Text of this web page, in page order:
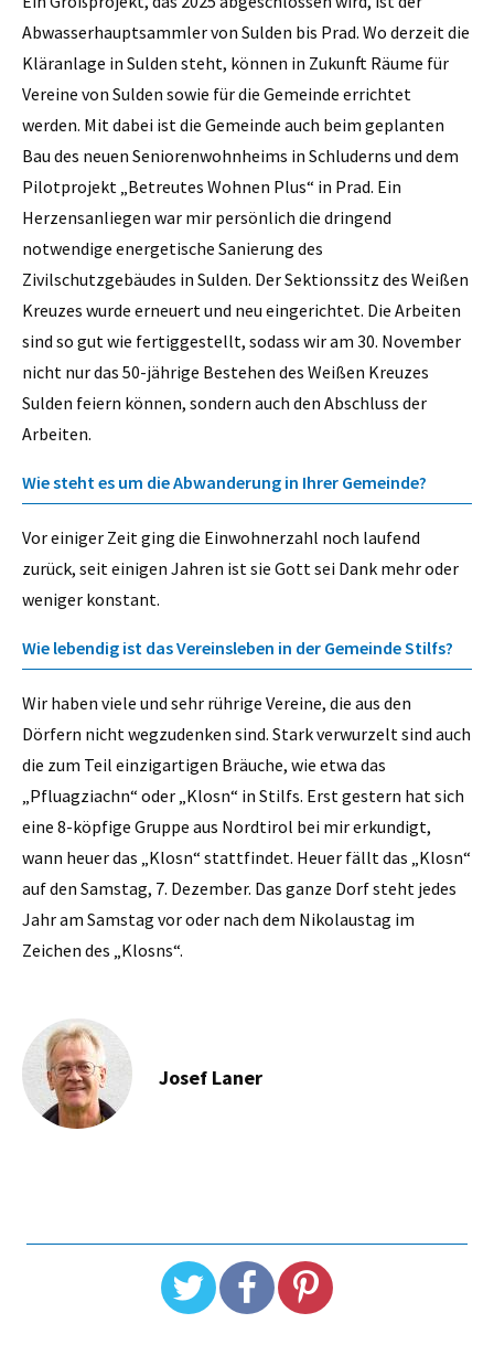
Abwasserhauptsammler von Sulden bis Prad. Wo derzeit die
Kläranlage in Sulden steht, können in Zukunft Räume für
Vereine von Sulden sowie für die Gemeinde errichtet
werden. Mit dabei ist die Gemeinde auch beim geplanten
Bau des neuen Seniorenwohnheims in Schluderns und dem
Pilotprojekt „Betreutes Wohnen Plus“ in Prad. Ein
Herzensanliegen war mir persönlich die dringend
notwendige energetische Sanierung des
Zivilschutzgebäudes in Sulden. Der Sektionssitz des Weißen
Kreuzes wurde erneuert und neu eingerichtet. Die Arbeiten
sind so gut wie fertiggestellt, sodass wir am 30. November
nicht nur das 50-jährige Bestehen des Weißen Kreuzes
Sulden feiern können, sondern auch den Abschluss der
Arbeiten.
Wie steht es um die Abwanderung in Ihrer Gemeinde?
Vor einiger Zeit ging die Einwohnerzahl noch laufend
zurück, seit einigen Jahren ist sie Gott sei Dank mehr oder
weniger konstant.
Wie lebendig ist das Vereinsleben in der Gemeinde Stilfs?
Wir haben viele und sehr rührige Vereine, die aus den
Dörfern nicht wegzudenken sind. Stark verwurzelt sind auch
die zum Teil einzigartigen Bräuche, wie etwa das
„Pfluagziachn“ oder „Klosn“ in Stilfs. Erst gestern hat sich
eine 8-köpfige Gruppe aus Nordtirol bei mir erkundigt,
wann heuer das „Klosn“ stattfindet. Heuer fällt das „Klosn“
auf den Samstag, 7. Dezember. Das ganze Dorf steht jedes
Jahr am Samstag vor oder nach dem Nikolaustag im
Zeichen des „Klosns“.
Josef Laner